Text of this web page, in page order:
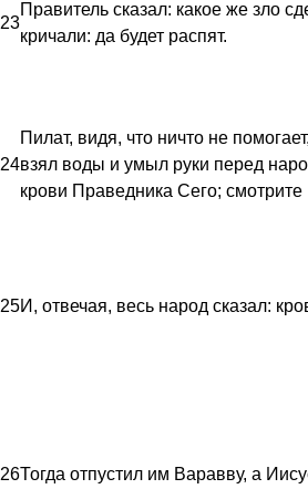
23
Правитель сказал: какое же зло
кричали: да будет распят.
24
Пилат, видя, что ничто не
взял воды и умыл руки перед
крови Праведника Сего;
25И, отвечая, весь народ сказал:
26Тогда отпустил им Варавву, а